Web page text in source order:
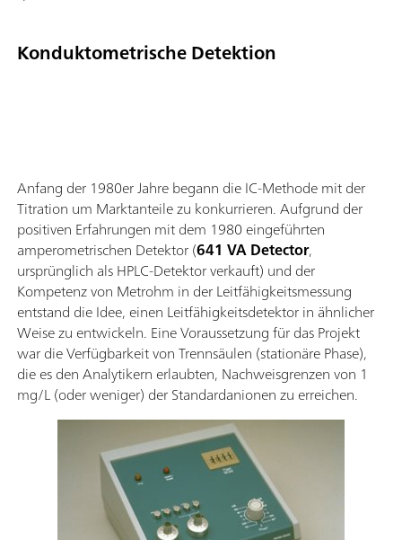
Konduktometrische Detektion
Anfang der 1980er Jahre begann die IC-Methode mit der
Titration um Marktanteile zu konkurrieren. Aufgrund der
positiven Erfahrungen mit dem 1980 eingeführten
amperometrischen Detektor (641 VA Detector,
ursprünglich als HPLC-Detektor verkauft) und der
Kompetenz von Metrohm in der Leitfähigkeitsmessung
entstand die Idee, einen Leitfähigkeitsdetektor in ähnlicher
Weise zu entwickeln. Eine Voraussetzung für das Projekt
war die Verfügbarkeit von Trennsäulen (stationäre Phase),
die es den Analytikern erlaubten, Nachweisgrenzen von 1
mg/L (oder weniger) der Standardanionen zu erreichen.